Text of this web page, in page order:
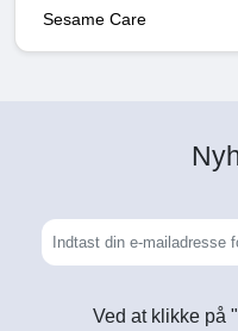
Sesame Care
Ved at klikke på